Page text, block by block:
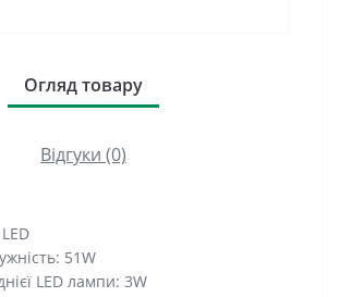
Огляд товару
Відгуки (0)
51W
LED лампи: 3W